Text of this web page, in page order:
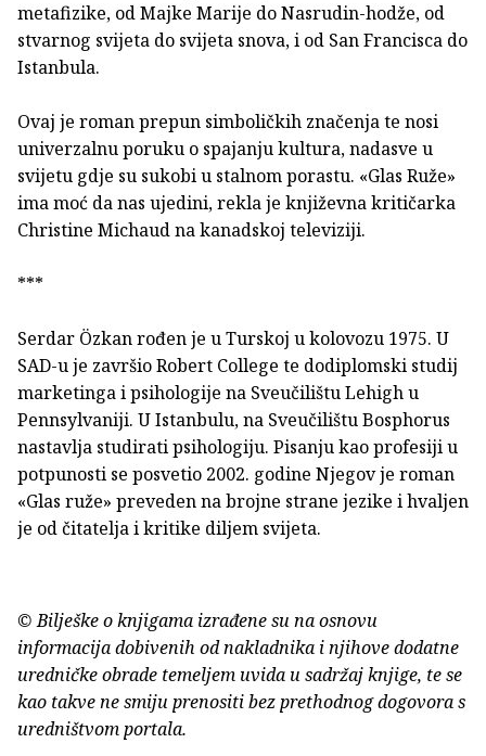
metafizike, od Majke Marije do Nasrudin-hodže, od
stvarnog svijeta do svijeta snova, i od San Francisca do
Istanbula.
Ovaj je roman prepun simboličkih značenja te nosi
univerzalnu poruku o spajanju kultura, nadasve u
svijetu gdje su sukobi u stalnom porastu. «Glas Ruže»
ima moć da nas ujedini, rekla je književna kritičarka
Christine Michaud na kanadskoj televiziji.
***
Serdar Özkan rođen je u Turskoj u kolovozu 1975. U
SAD-u je završio Robert College te dodiplomski studij
marketinga i psihologije na Sveučilištu Lehigh u
Pennsylvaniji. U Istanbulu, na Sveučilištu Bosphorus
nastavlja studirati psihologiju. Pisanju kao profesiji u
potpunosti se posvetio 2002. godine Njegov je roman
«Glas ruže» preveden na brojne strane jezike i hvaljen
je od čitatelja i kritike diljem svijeta.
© Bilješke o knjigama izrađene su na osnovu
informacija dobivenih od nakladnika i njihove dodatne
uredničke obrade temeljem uvida u sadržaj knjige, te se
kao takve ne smiju prenositi bez prethodnog dogovora s
uredništvom portala.